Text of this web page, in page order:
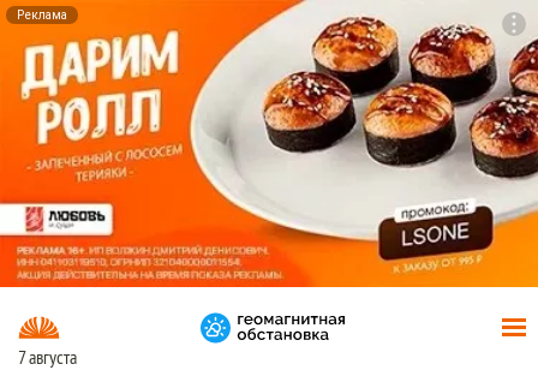
Реклама
7 августа